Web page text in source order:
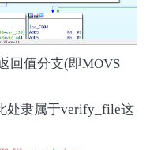
回值分支(即MOVS
处隶属于verify_file这